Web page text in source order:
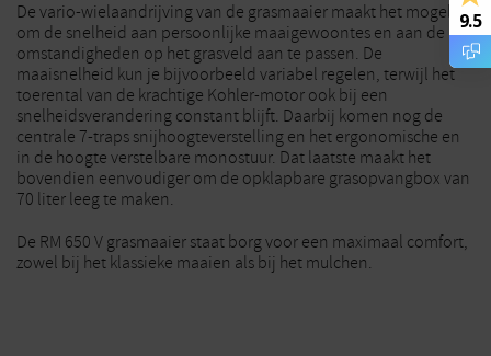
De vario-wielaandrijving van de grasmaaier maakt het mogelijk
om de snelheid aan persoonlijke maaigewoontes en aan de
omstandigheden op het grasveld aan te passen. De
maaisnelheid kun je bijvoorbeeld variabel regelen, terwijl het
toerental van de krachtige Kohler-motor ook bij een
snelheidsverandering constant blijft. Daarbij komen nog de
centrale 7-traps snijhoogteverstelling en het ergonomische en
in de hoogte verstelbare monostuur. Dat laatste maakt het
bovendien eenvoudiger om de opklapbare grasopvangbox van
70 liter leeg te maken.
De RM 650 V grasmaaier staat borg voor een maximaal comfort,
zowel bij het klassieke maaien als bij het mulchen.
9.5